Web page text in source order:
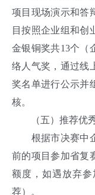
项目现场演示和答
目按照企业组和创
金银铜奖共13个（
络人气奖，通过线
奖名单进行公示并
核。
（五）推荐优秀
根据市决赛中企
前的项目参加省复
额度，如遇放弃
荐）。